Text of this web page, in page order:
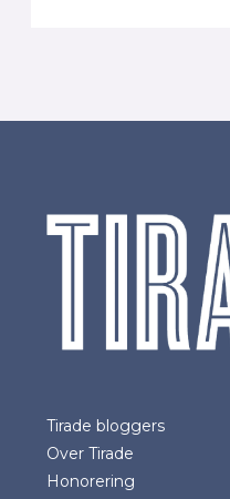
Tirade bloggers
Over Tirade
Honorering